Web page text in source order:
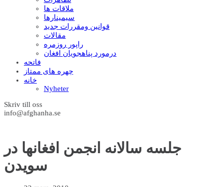
ملاقات ها
سيمينارها
قوانين ومقررات جديد
مقالات
راپور روزمره
درمورد پناهجويان افغان
فاتحه
چهره های ممتاز
خانه
Nyheter
Skriv till oss
info@afghanha.se
جلسه سالانه انجمن افغانها در
سويدن